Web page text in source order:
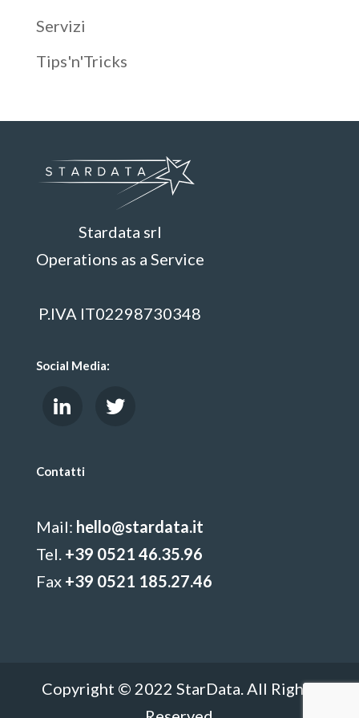
Servizi
Tips'n'Tricks
Stardata srl
Operations as a Service
P.IVA IT02298730348
Social Media:
Contatti
Mail: hello@stardata.it
Tel. +39 0521 46.35.96
Fax +39 0521 185.27.46
Copyright © 2022 StarData. All Rights